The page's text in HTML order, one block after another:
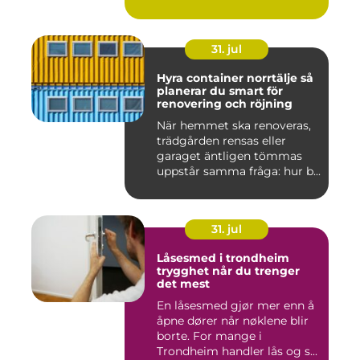
31. jul
Hyra container norrtälje så
planerar du smart för
renovering och röjning
När hemmet ska renoveras,
trädgården rensas eller
garaget äntligen tömmas
uppstår samma fråga: hur b...
31. jul
Låsesmed i trondheim
trygghet når du trenger
det mest
En låsesmed gjør mer enn å
åpne dører når nøklene blir
borte. For mange i
Trondheim handler lås og s...